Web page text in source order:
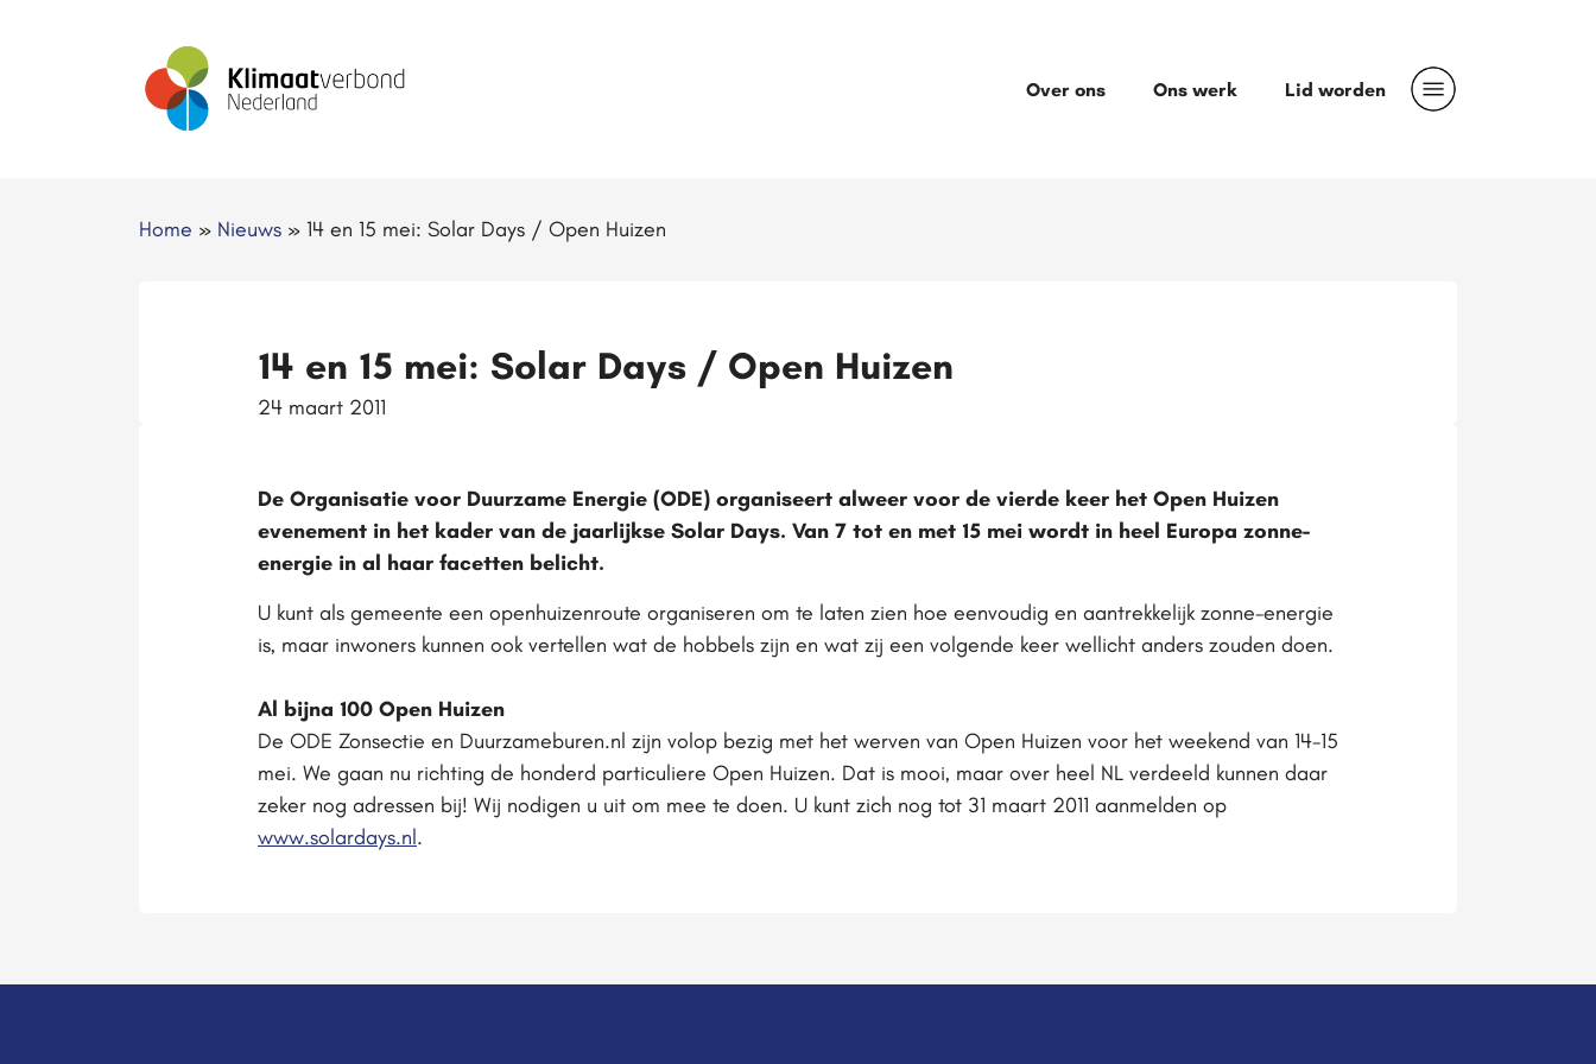
Over ons Ons werk Lid worden
Home » Nieuws » 14 en 15 mei: Solar Days / Open Huizen
14 en 15 mei: Solar Days / Open Huizen
24 maart 2011
De Organisatie voor Duurzame Energie (ODE) organiseert alweer voor de vierde keer het Open Huizen
evenement in het kader van de jaarlijkse Solar Days. Van 7 tot en met 15 mei wordt in heel Europa zonne-
energie in al haar facetten belicht.
U kunt als gemeente een openhuizenroute organiseren om te laten zien hoe eenvoudig en aantrekkelijk zonne-energie
is, maar inwoners kunnen ook vertellen wat de hobbels zijn en wat zij een volgende keer wellicht anders zouden doen.
Al bijna 100 Open Huizen
De ODE Zonsectie en Duurzameburen.nl zijn volop bezig met het werven van Open Huizen voor het weekend van 14-15
mei. We gaan nu richting de honderd particuliere Open Huizen. Dat is mooi, maar over heel NL verdeeld kunnen daar
zeker nog adressen bij! Wij nodigen u uit om mee te doen. U kunt zich nog tot 31 maart 2011 aanmelden op
www.solardays.nl.